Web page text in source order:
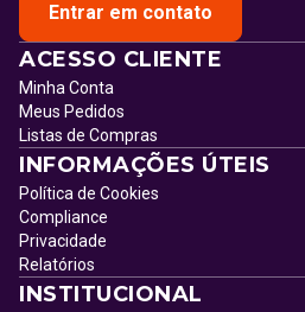
Entrar em contato
ACESSO CLIENTE
Minha Conta
Meus Pedidos
Listas de Compras
INFORMAÇÕES ÚTEIS
Política de Cookies
Compliance
Privacidade
Relatórios
INSTITUCIONAL